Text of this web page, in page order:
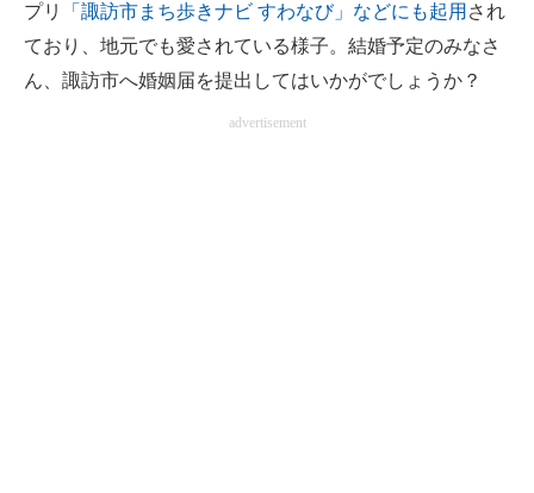
プリ
「諏訪市まち歩きナビ すわなび」などにも起用 され
ており、地元でも愛されている様子。結婚予定のみなさ
ん、諏訪市へ婚姻届を提出してはいかがでしょうか？
advertisement